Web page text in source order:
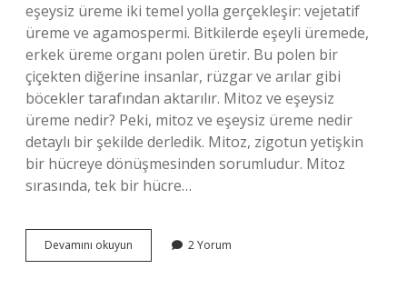
eşeysiz üreme iki temel yolla gerçekleşir: vejetatif
üreme ve agamospermi. Bitkilerde eşeyli üremede,
erkek üreme organı polen üretir. Bu polen bir
çiçekten diğerine insanlar, rüzgar ve arılar gibi
böcekler tarafından aktarılır. Mitoz ve eşeysiz
üreme nedir? Peki, mitoz ve eşeysiz üreme nedir
detaylı bir şekilde derledik. Mitoz, zigotun yetişkin
bir hücreye dönüşmesinden sorumludur. Mitoz
sırasında, tek bir hücre…
Devamını okuyun Çoğalma
Türleri
2 Yorum